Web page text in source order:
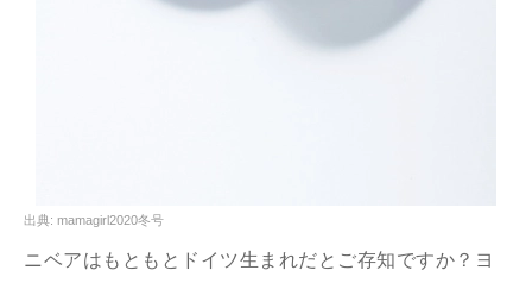
出典: mamagirl2020冬号
ニベアはもともとドイツ生まれだとご存知ですか？ヨ